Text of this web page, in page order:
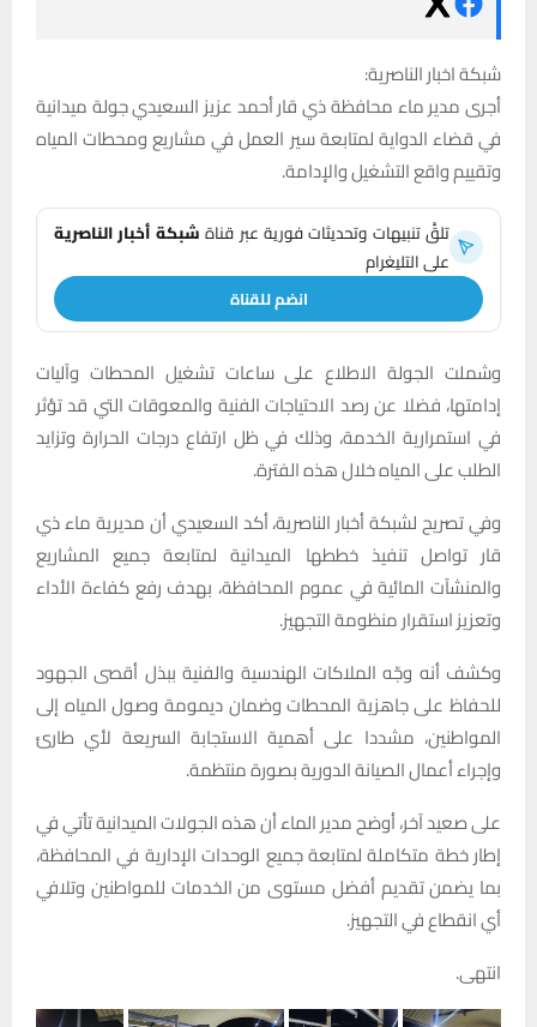
شبكة اخبار الناصرية:
أجرى مدير ماء محافظة ذي قار أحمد عزيز السعيدي جولة ميدانية
في قضاء الدواية لمتابعة سير العمل في مشاريع ومحطات المياه
وتقييم واقع التشغيل والإدامة.
تلقَّ تنبيهات وتحديثات فورية عبر قناةشبكة أخبار الناصرية
على التليغرام
انضم للقناة
وشملت الجولة الاطلاع على ساعات تشغيل المحطات وآليات
إدامتها، فضلا عن رصد الاحتياجات الفنية والمعوقات التي قد تؤثر
في استمرارية الخدمة، وذلك في ظل ارتفاع درجات الحرارة وتزايد
الطلب على المياه خلال هذه الفترة.
وفي تصريح لشبكة أخبار الناصرية، أكد السعيدي أن مديرية ماء ذي
قار تواصل تنفيذ خططها الميدانية لمتابعة جميع المشاريع
والمنشآت المائية في عموم المحافظة، بهدف رفع كفاءة الأداء
وتعزيز استقرار منظومة التجهيز.
وكشف أنه وجّه الملاكات الهندسية والفنية ببذل أقصى الجهود
للحفاظ على جاهزية المحطات وضمان ديمومة وصول المياه إلى
المواطنين، مشددا على أهمية الاستجابة السريعة لأي طارئ
وإجراء أعمال الصيانة الدورية بصورة منتظمة.
على صعيد آخر، أوضح مدير الماء أن هذه الجولات الميدانية تأتي في
إطار خطة متكاملة لمتابعة جميع الوحدات الإدارية في المحافظة،
بما يضمن تقديم أفضل مستوى من الخدمات للمواطنين وتلافي
أي انقطاع في التجهيز.
انتهى.